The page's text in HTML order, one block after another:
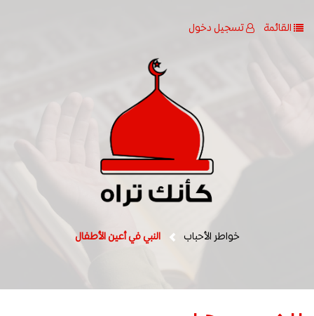
القائمة تسجيل دخول
خواطر الأحباب النبي في أعين الأطفال